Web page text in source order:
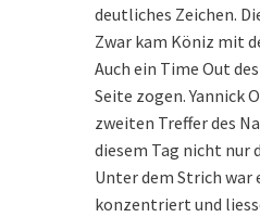
deutliches Zeichen.
Zwar kam Köniz mit
Auch ein Time Out
Seite zogen. Yannick
zweiten Treffer des
diesem Tag nicht nur
Unter dem Strich
konzentriert und